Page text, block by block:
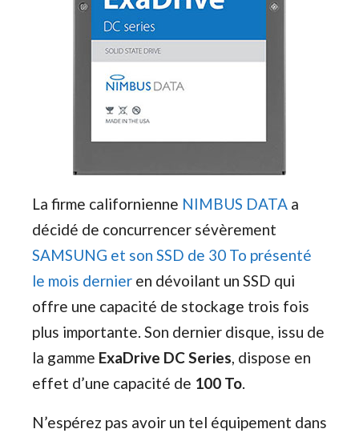
La firme californienne NIMBUS DATA a
décidé de concurrencer sévèrement
SAMSUNG et son SSD de 30 To présenté
le mois dernier en dévoilant un SSD qui
offre une capacité de stockage trois fois
plus importante. Son dernier disque, issu de
la gamme ExaDrive DC Series, dispose en
effet d’une capacité de 100 To.
N’espérez pas avoir un tel équipement dans